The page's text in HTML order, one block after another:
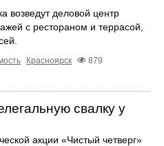
возведут деловой центр
с рестораном и террасой,
Красноярск
879
свалку у
акции «Чистый четверг»